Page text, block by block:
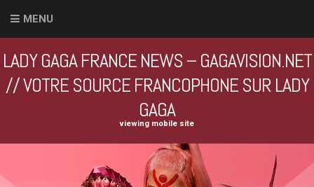
MENU
LADY GAGA FRANCE NEWS – GAGAVISION.NET
// VOTRE SOURCE FRANCOPHONE SUR LADY
GAGA
viewing mobile site